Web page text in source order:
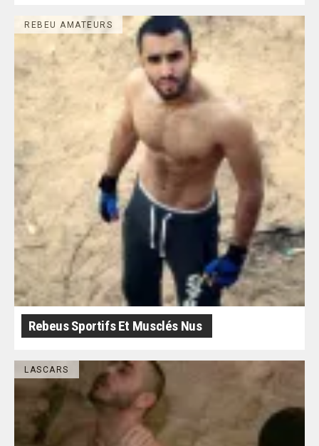
REBEU AMATEURS
Rebeus Sportifs Et Musclés Nus
LASCARS